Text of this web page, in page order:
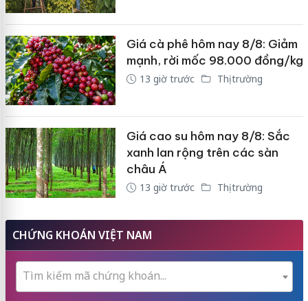
Giá cà phê hôm nay 8/8: Giảm
mạnh, rời mốc 98.000 đồng/kg
13 giờ trước Thị trường
Giá cao su hôm nay 8/8: Sắc
xanh lan rộng trên các sàn
châu Á
13 giờ trước Thị trường
CHỨNG KHOÁN VIỆT NAM
Tìm kiếm mã chứng khoán...